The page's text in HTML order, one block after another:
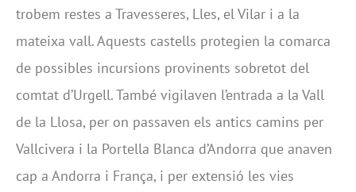
trobem restes a Travesseres, Lles, el Vilar i a la
mateixa vall. Aquests castells protegien la comarca
de possibles incursions provinents sobretot del
comtat d’Urgell. També vigilaven l’entrada a la Vall
de la Llosa, per on passaven els antics camins per
Vallcivera i la Portella Blanca d’Andorra que anaven
cap a Andorra i França, i per extensió les vies